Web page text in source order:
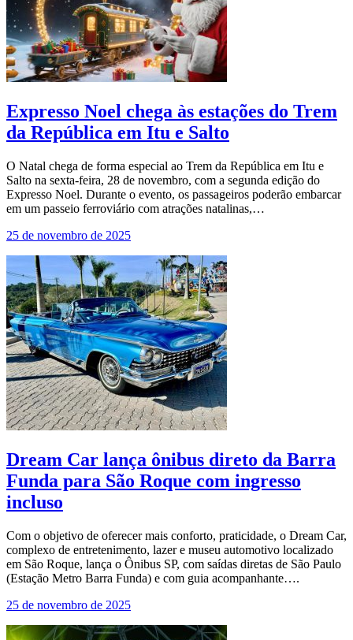
Expresso Noel chega às estações do Trem
da República em Itu e Salto
O Natal chega de forma especial ao Trem da República em Itu e
Salto na sexta-feira, 28 de novembro, com a segunda edição do
Expresso Noel. Durante o evento, os passageiros poderão embarcar
em um passeio ferroviário com atrações natalinas,…
25 de novembro de 2025
Dream Car lança ônibus direto da Barra
Funda para São Roque com ingresso
incluso
Com o objetivo de oferecer mais conforto, praticidade, o Dream Car,
complexo de entretenimento, lazer e museu automotivo localizado
em São Roque, lança o Ônibus SP, com saídas diretas de São Paulo
(Estação Metro Barra Funda) e com guia acompanhante….
25 de novembro de 2025